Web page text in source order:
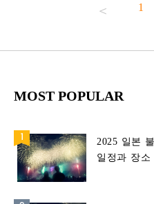
1
MOST POPULAR
2025 일본
일정과 장소